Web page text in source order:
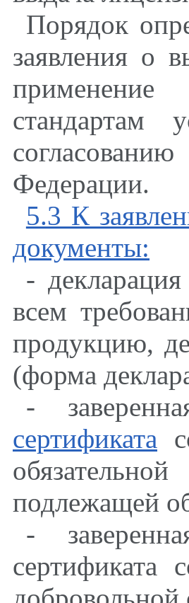
Порядок
заявления о
применение
стандартам
Федерации.
5.3 К
документы:
-
всем
продукцию,
(форма
-
сертификата
подлежащей
-
сертификата